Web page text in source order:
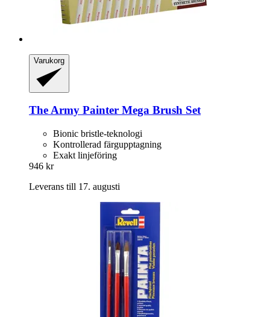
Varukorg
The Army Painter Mega Brush Set
Bionic bristle-teknologi
Kontrollerad färgupptagning
Exakt linjeföring
946 kr
Leverans till 17. augusti